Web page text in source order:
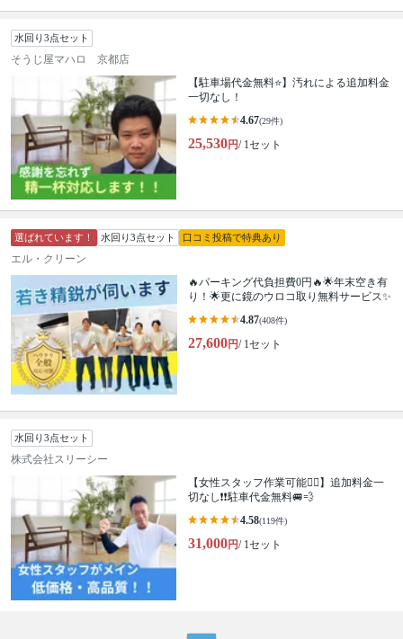
水回り3点セット
そうじ屋マハロ 京都店
【駐車場代金無料⭐️】汚れによる追加料金
一切なし！
4.67(29件)
25,530円/ 1セット
選ばれています！ 水回り3点セット 口コミ投稿で特典あり
エル・クリーン
🔥パーキング代負担費0円🔥🌟年末空き有
り！🌟更に鏡のウロコ取り無料サービス✨
4.87(408件)
27,600円/ 1セット
水回り3点セット
株式会社スリーシー
【女性スタッフ作業可能🙆‍♀️】追加料金一
切なし❗️❗️駐車代金無料🚐💨
4.58(119件)
31,000円/ 1セット